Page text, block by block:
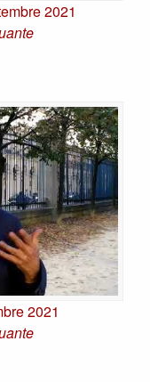
2021
2021